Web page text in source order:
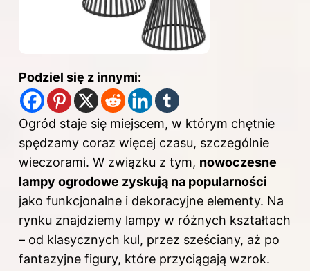
Podziel się z innymi:
Ogród staje się miejscem, w którym chętnie
spędzamy coraz więcej czasu, szczególnie
wieczorami. W związku z tym, nowoczesne
lampy ogrodowe zyskują na popularności
jako funkcjonalne i dekoracyjne elementy. Na
rynku znajdziemy lampy w różnych kształtach
– od klasycznych kul, przez sześciany, aż po
fantazyjne figury, które przyciągają wzrok.